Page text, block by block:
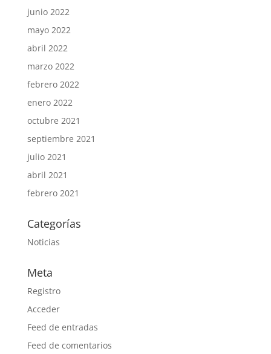
junio 2022
mayo 2022
abril 2022
marzo 2022
febrero 2022
enero 2022
octubre 2021
septiembre 2021
julio 2021
abril 2021
febrero 2021
Categorías
Noticias
Meta
Registro
Acceder
Feed de entradas
Feed de comentarios